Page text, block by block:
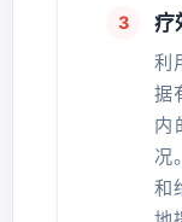
疗
利
据
内
况
和